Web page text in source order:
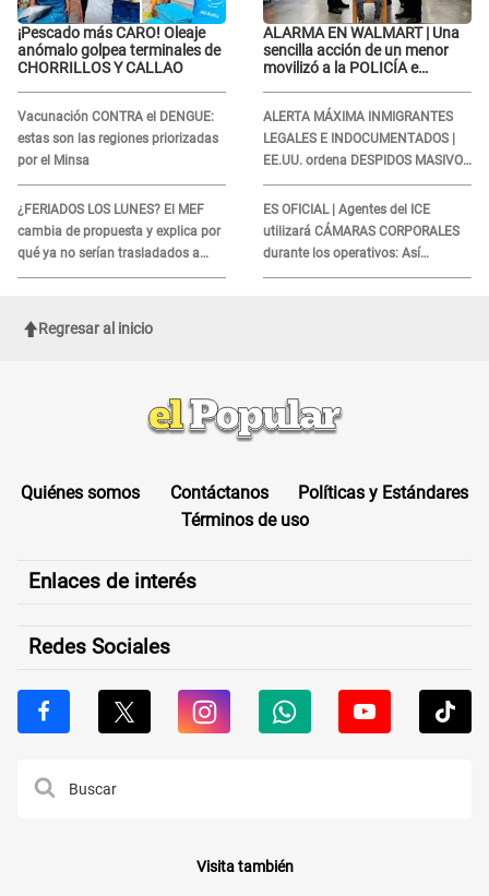
¡Pescado más CARO! Oleaje
anómalo golpea terminales de
CHORRILLOS Y CALLAO
Vacunación CONTRA el DENGUE:
estas son las regiones priorizadas
por el Minsa
¿FERIADOS LOS LUNES? El MEF
cambia de propuesta y explica por
qué ya no serían trasladados a
viernes
ALARMA EN WALMART | Una
sencilla acción de un menor
movilizó a la POLICÍA e
ALERTA MÁXIMA INMIGRANTES
LEGALES E INDOCUMENTADOS |
EE.UU. ordena DESPIDOS MASIVOS
y DEPORTACIONES a estos
extranjeros
ES OFICIAL | Agentes del ICE
utilizará CÁMARAS CORPORALES
durante los operativos: Así
afectará a inmigrantes
Regresar al inicio
Quiénes somos Contáctanos
Políticas y Estándares
Términos de uso
Enlaces de interés
Redes Sociales
Visita también